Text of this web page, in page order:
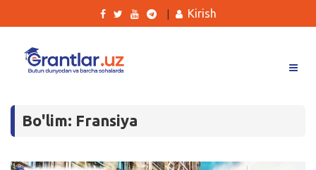
Tanlovlar
Kirish
Bo'lim: Fransiya